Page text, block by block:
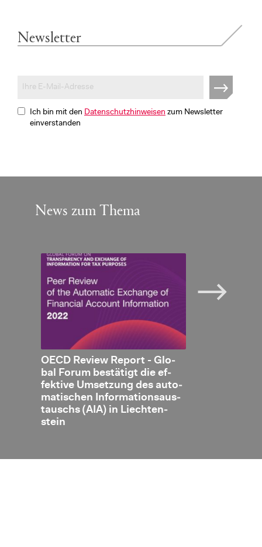
Newsletter
Ich bin mit den Datenschutzhinweisen zum Newsletter
einverstanden
News zum Thema
OECD Re­view Re­port - Glo­
bal Forum be­stä­tigt die ef­
fek­ti­ve Um­set­zung des au­to­
ma­ti­schen In­for­ma­ti­ons­aus­
tauschs (AIA) in Liech­ten­
stein